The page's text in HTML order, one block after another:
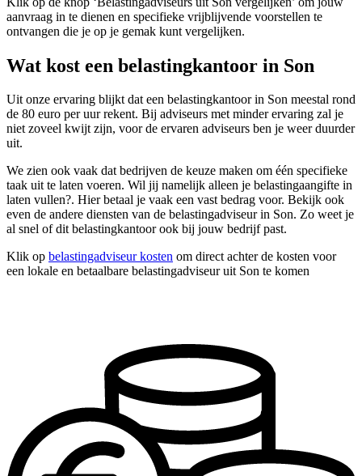
aanvraag in te dienen en specifieke vrijblijvende voorstellen te
ontvangen die je op je gemak kunt vergelijken.
Wat kost een belastingkantoor in Son
Uit onze ervaring blijkt dat een belastingkantoor in Son meestal rond
de 80 euro per uur rekent. Bij adviseurs met minder ervaring zal je
niet zoveel kwijt zijn, voor de ervaren adviseurs ben je weer duurder
uit.
We zien ook vaak dat bedrijven de keuze maken om één specifieke
taak uit te laten voeren. Wil jij namelijk alleen je belastingaangifte in
laten vullen?. Hier betaal je vaak een vast bedrag voor. Bekijk ook
even de andere diensten van de belastingadviseur in Son. Zo weet je
al snel of dit belastingkantoor ook bij jouw bedrijf past.
Klik op belastingadviseur kosten om direct achter de kosten voor
een lokale en betaalbare belastingadviseur uit Son te komen